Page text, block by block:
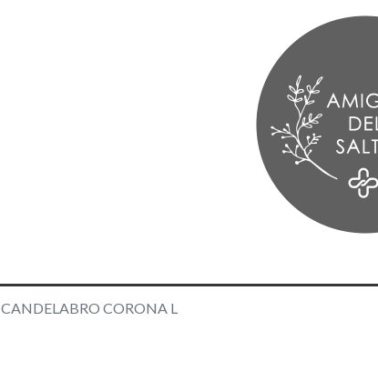
CANDELABRO CORONA L